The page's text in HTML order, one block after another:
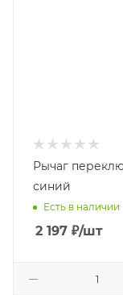
Рычаг
синий
Есть в наличии
2 197 ₽/шт